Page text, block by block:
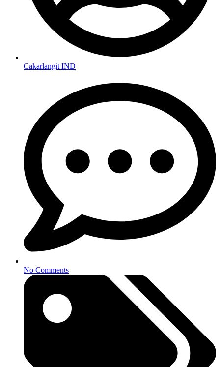
Cakarlangit IND
No Comments